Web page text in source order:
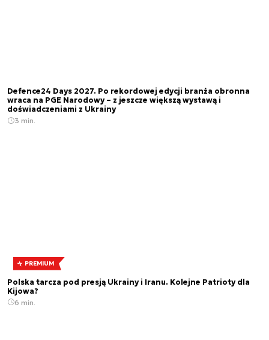
Defence24 Days 2027. Po rekordowej edycji branża obronna
wraca na PGE Narodowy – z jeszcze większą wystawą i
doświadczeniami z Ukrainy
3 min.
PREMIUM
Polska tarcza pod presją Ukrainy i Iranu. Kolejne Patrioty dla
Kijowa?
6 min.